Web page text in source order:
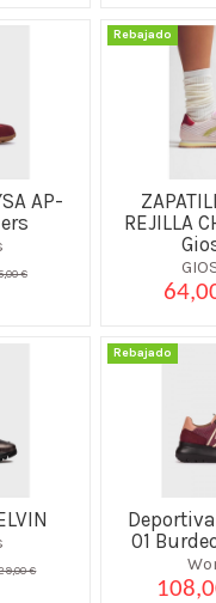
AP-
€
Rebajado
REJILLA
€
Rebajado
01